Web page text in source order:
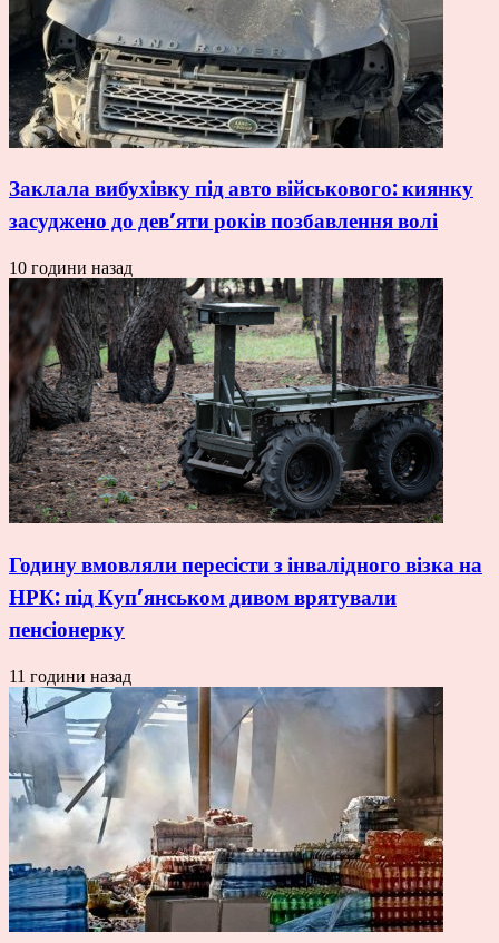
Заклала вибухівку під авто військового: киянку
засуджено до дев’яти років позбавлення волі
10 години назад
Годину вмовляли пересісти з інвалідного візка на
НРК: під Куп’янськом дивом врятували
пенсіонерку
11 години назад